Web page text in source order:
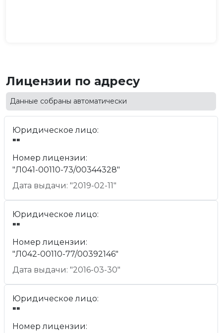
Лицензии по адресу
Данные собраны автоматически
Юридическое лицо:
""
Номер лицензии:
"Л041-00110-73/00344328"
Дата выдачи: "2019-02-11"
Юридическое лицо:
""
Номер лицензии:
"Л042-00110-77/00392146"
Дата выдачи: "2016-03-30"
Юридическое лицо:
""
Номер лицензии: